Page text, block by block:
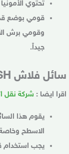
تحتوي
قومي بوضع
وقومي برش
جيداً.
سائل فلاش FLASH
اقرا ايضا : شركة نقل
يقوم هذا
الاسطح وخاصة
يجب استخدام